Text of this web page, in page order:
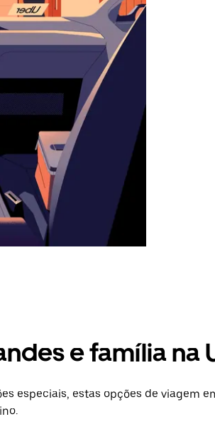
e família na
especiais, estas opções de viagem